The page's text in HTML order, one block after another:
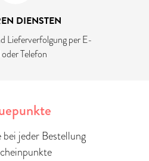
DIENSTEN
Lieferverfolgung per E-
Telefon
bei jeder Bestellung